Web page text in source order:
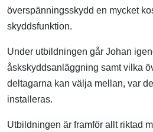
överspänningsskydd en mycket
skyddsfunktion.
Under utbildningen går Johan
åskskyddsanläggning samt vilka
deltagarna kan välja mellan, var
installeras.
Utbildningen är framför allt riktad